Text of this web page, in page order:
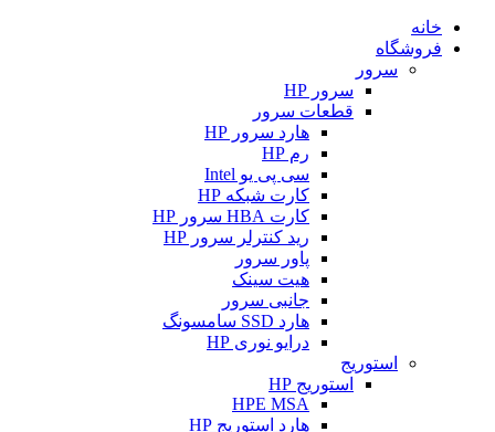
خانه
فروشگاه
سرور
سرور HP
قطعات سرور
هارد سرور HP
رم HP
سی پی یو Intel
کارت شبکه HP
کارت HBA سرور HP
رید کنترلر سرور HP
پاور سرور
هیت سینک
جانبی سرور
هارد SSD سامسونگ
درایو نوری HP
استوریج
استوریج HP
HPE MSA
هارد استوریج HP